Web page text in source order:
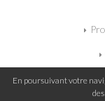
En poursuivant votre